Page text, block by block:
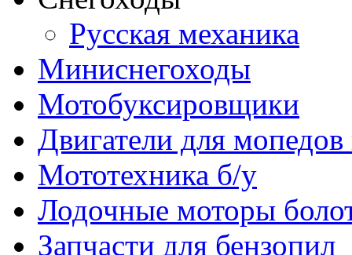
Русская механика
Миниснегоходы
Мотобуксировщики
Двигатели для
Мототехника б/у
Лодочные моторы
Запчасти для бензопил